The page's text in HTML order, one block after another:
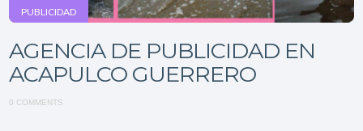
PUBLICIDAD
AGENCIA DE PUBLICIDAD EN
ACAPULCO GUERRERO
0 COMMENTS